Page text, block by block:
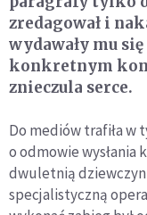
zredagował i
wydawały mu
konkretnym
znieczula serce.
Do mediów trafiła w
o odmowie wysłania
dwuletnią
specjalistyczną